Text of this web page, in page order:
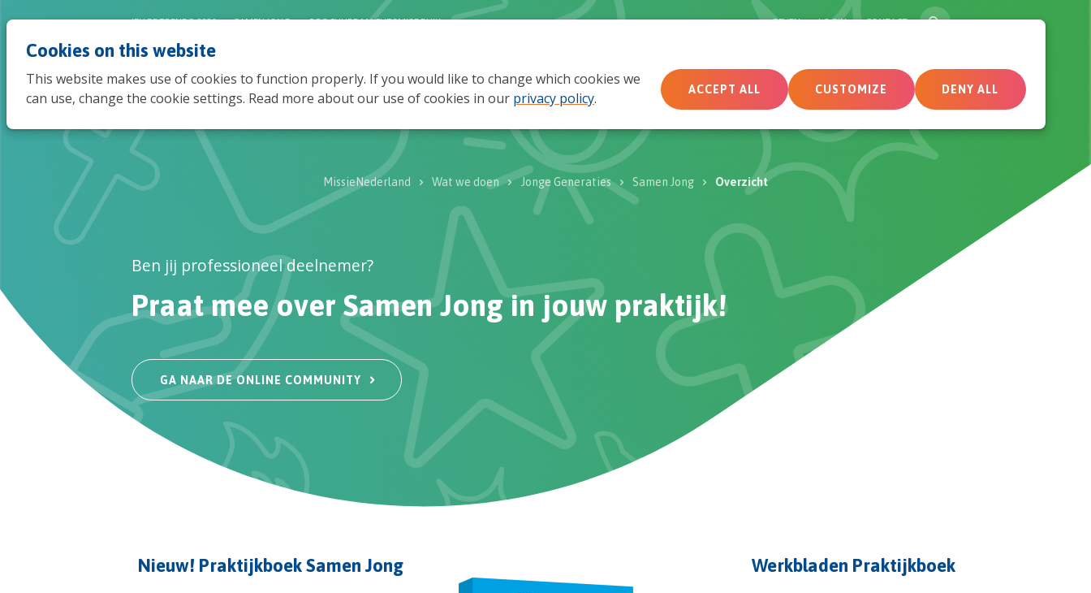
Cookies on this website
This website makes use of cookies to function properly. If you would like to change which cookies we
can use, change the cookie settings. Read more about our use of cookies in our privacy policy.
ACCEPT ALL CUSTOMIZE DENY ALL
Wie wij zijn Wat we doen Doe mee Actueel Deelnemersomgeving
JEUGDTRENDS 2026 SAMEN JONG BROCHURE MACHTSMISBRUIK GEVEN LOGIN CONTACT SEARCH
MissieNederland Wat we doen Jonge Generaties Samen Jong Overzicht
Ben jij professioneel deelnemer?
Praat mee over Samen Jong in jouw praktijk!
GA NAAR DE ONLINE COMMUNITY
Nieuw! Praktijkboek Samen Jong Werkbladen Praktijkboek